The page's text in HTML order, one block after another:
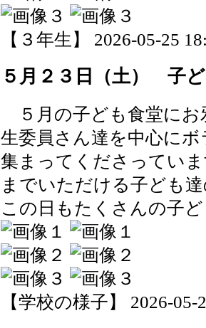
【３年生】 2026-05-25
５月２３日（土） 子
５月の子ども食堂にお
生委員さん達を中心に
集まってくださってい
までいただける子ども
この日もたくさんの子
【学校の様子】 2026-05-